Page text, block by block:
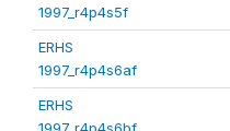
1997_r4p4s5f
ERHS
1997_r4p4s6af
ERHS
1997_r4p4s6bf